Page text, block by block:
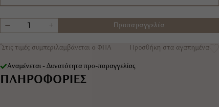
− + Προπαραγγελία
*Στις τιμές συμπεριλαμβάνεται ο ΦΠΑ Προσθήκη στα αγαπημένα
Αναμένεται - Δυνατότητα προ-παραγγελίας
ΠΛΗΡΟΦΟΡΙΕΣ